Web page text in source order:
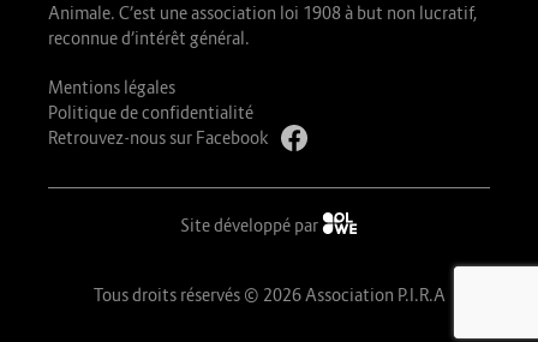
Animale. C’est une association loi 1908 à but non lucratif,
reconnue d’intérêt général.
Mentions légales
Politique de confidentialité
Retrouvez-nous sur Facebook
Site développé par
Tous droits réservés © 2026 Association P.I.R.A